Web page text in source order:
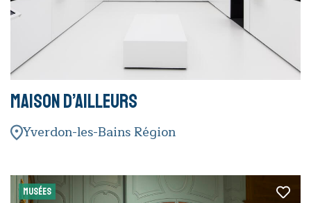
Maison d’Ailleurs
Yverdon-les-Bains Région
MUSÉES